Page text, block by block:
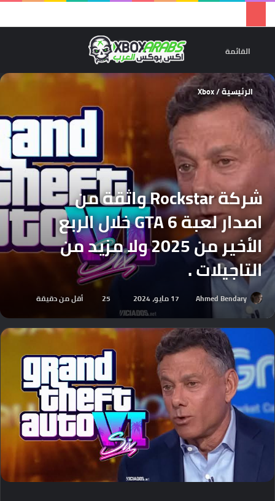
القائمة
الرئيسية/
Xbox
شركة Rockstar واثقة من
اصدار لعبة GTA 6 خلال الربع
الأخير من 2025 ولا مزيد من
التاجيلات .
Ahmed Bendary 17 مايو، 2024 25 أقل من دقيقة